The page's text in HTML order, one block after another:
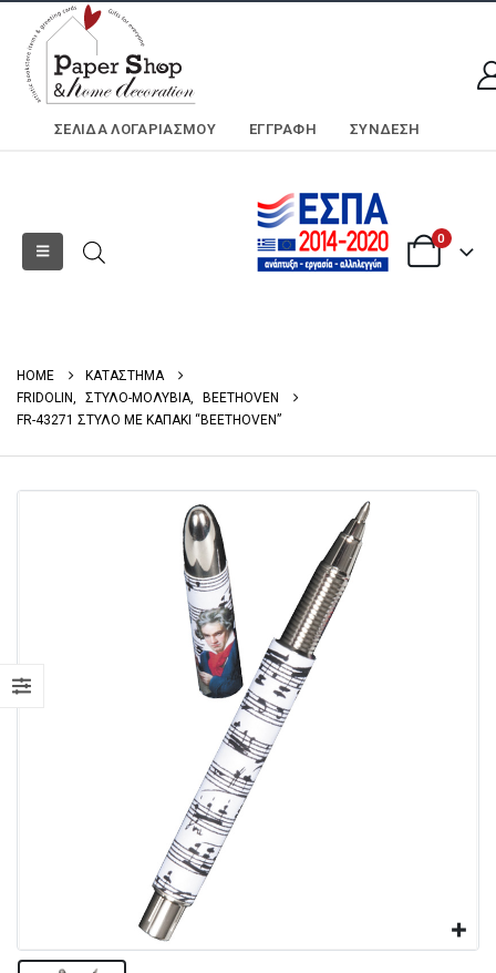
ΣΕΛΊΔΑ ΛΟΓΑΡΙΑΣΜΟΎ ΕΓΓΡΑΦΗ ΣΎΝΔΕΣΗ
0
HOME
ΚΑΤΑΣΤΗΜΑ
FRIDOLIN
ΣΤΥΛΟ-ΜΟΛΥΒΙΑ
BEETHOVEN
FR-43271 ΣΤΥΛΟ ΜΕ ΚΑΠΑΚΙ “BEETHOVEN”